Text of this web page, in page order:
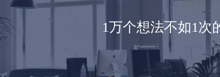
1万个想法不如1次